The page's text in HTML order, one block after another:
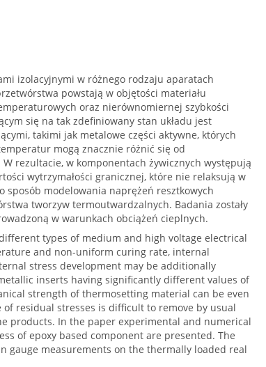
izolacyjnymi w różnego rodzaju aparatach
powstają w objętości materiału
oraz nierównomiernej szybkości
się na tak zdefiniowany stan układu jest
takimi jak metalowe części aktywne, których
mogą znacznie różnić się od
rezultacie, w komponentach żywicznych występują
wytrzymałości granicznej, które nie relaksują w
sposób modelowania naprężeń resztkowych
tworzyw termoutwardzalnych. Badania zostały
w warunkach obciążeń cieplnych.
types of medium and high voltage electrical
and non-uniform curing rate, internal
stress development may be additionally
inserts having significantly different values of
strength of thermosetting material can be even
residual stresses is difficult to remove by usual
products. In the paper experimental and numerical
of epoxy based component are presented. The
gauge measurements on the thermally loaded real